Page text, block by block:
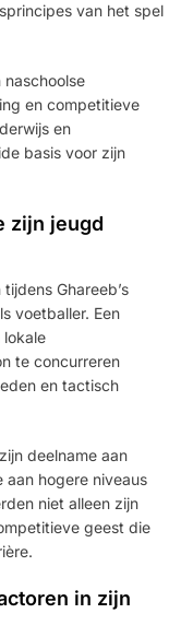
van het spel
naschoolse
en competitieve
en
basis voor zijn
zijn jeugd
Ghareeb’s
voetballer. Een
lokale
te concurreren
en tactisch
deelname aan
aan hogere niveaus
niet alleen zijn
geest die
in zijn